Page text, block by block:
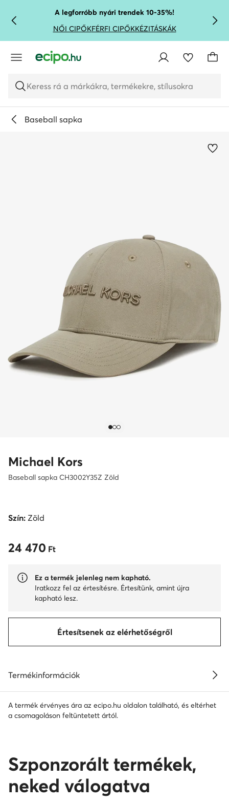
UGRÁS A FŐ TARTALOMRA
UGRÁS A KERESÉSHEZA legforróbb nyári trendek 10-35%!
NŐI CIPŐKFÉRFI CIPŐKKÉZITÁSKÁK
Keress rá a márkákra, termékekre, stílusokra
Baseball sapka
Michael Kors
Baseball sapka CH3002Y35Z Zöld
Szín: Zöld
24 470 Ft
24 470 Ft
Ez a termék jelenleg nem kapható.
Iratkozz fel az értesítésre. Értesítünk, amint újra
kapható lesz.
Értesítsenek az elérhetőségről
Termékinformációk
A termék érvényes ára az ecipo.hu oldalon található, és eltérhet
a csomagoláson feltüntetett ártól.
Szponzorált termékek,
neked válogatva